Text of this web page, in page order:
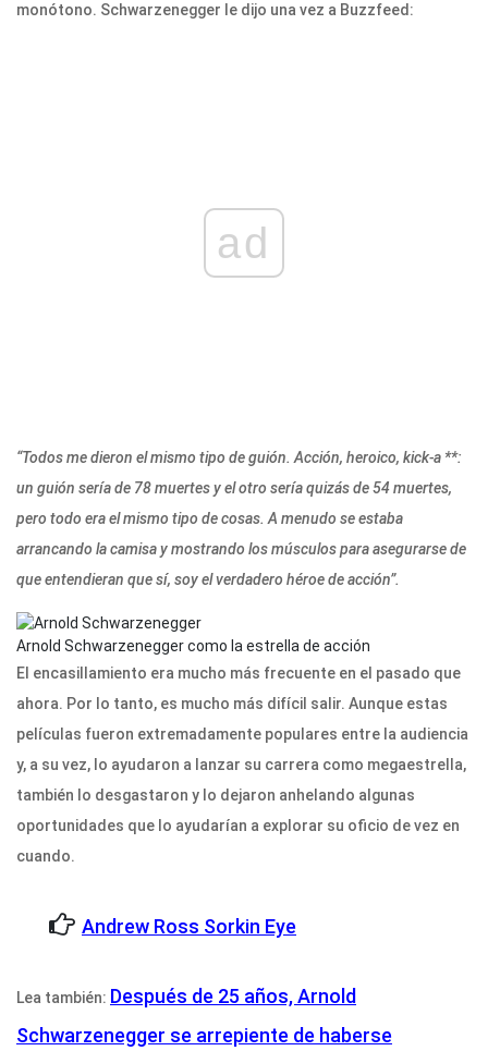
monótono. Schwarzenegger le dijo una vez a Buzzfeed:
ad
“Todos me dieron el mismo tipo de guión. Acción, heroico, kick-a **:
un guión sería de 78 muertes y el otro sería quizás de 54 muertes,
pero todo era el mismo tipo de cosas. A menudo se estaba
arrancando la camisa y mostrando los músculos para asegurarse de
que entendieran que sí, soy el verdadero héroe de acción”.
Arnold Schwarzenegger como la estrella de acción
El encasillamiento era mucho más frecuente en el pasado que
ahora. Por lo tanto, es mucho más difícil salir. Aunque estas
películas fueron extremadamente populares entre la audiencia
y, a su vez, lo ayudaron a lanzar su carrera como megaestrella,
también lo desgastaron y lo dejaron anhelando algunas
oportunidades que lo ayudarían a explorar su oficio de vez en
cuando.
Andrew Ross Sorkin Eye
Lea también: Después de 25 años, Arnold
Schwarzenegger se arrepiente de haberse